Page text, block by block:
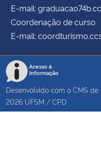
E-mail:
Coordenação de curso
E-mail:
Acesso à
Informação
Desenvolvido com o CMS
2026 UFSM / CPD